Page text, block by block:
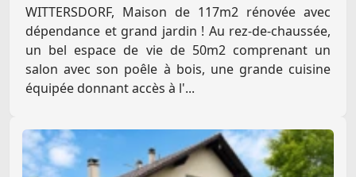
WITTERSDORF, Maison de 117m2 rénovée avec
dépendance et grand jardin ! Au rez-de-chaussée,
un bel espace de vie de 50m2 comprenant un
salon avec son poêle à bois, une grande cuisine
équipée donnant accès à l'...